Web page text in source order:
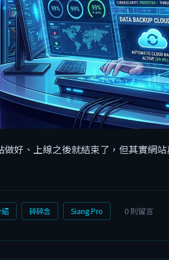
做好、上線之後就結束了，但其實網
紹 碎碎念 Siang.Pro 0 則留言